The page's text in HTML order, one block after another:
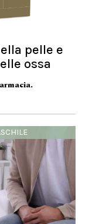
pelle e
ossa